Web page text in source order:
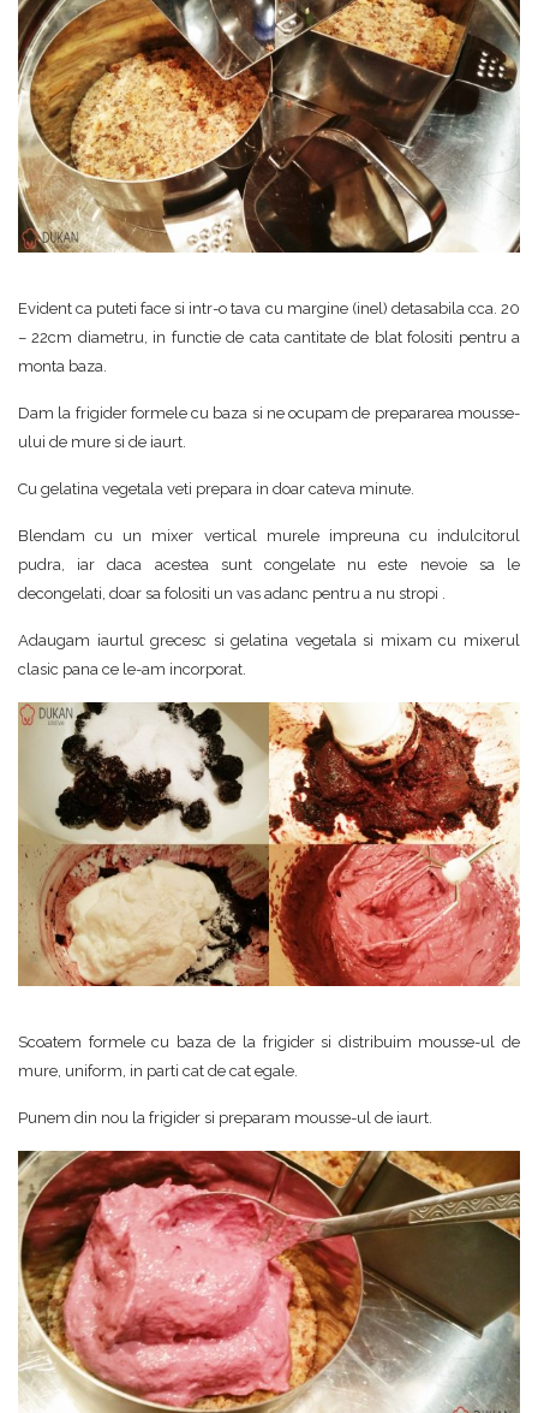
Evident ca puteti face si intr-o tava cu margine (inel) detasabila cca. 20
– 22cm diametru, in functie de cata cantitate de blat folositi pentru a
monta baza.
Dam la frigider formele cu baza si ne ocupam de prepararea mousse-
ului de mure si de iaurt.
Cu gelatina vegetala veti prepara in doar cateva minute.
Blendam cu un mixer vertical murele impreuna cu indulcitorul
pudra, iar daca acestea sunt congelate nu este nevoie sa le
decongelati, doar sa folositi un vas adanc pentru a nu stropi .
Adaugam iaurtul grecesc si gelatina vegetala si mixam cu mixerul
clasic pana ce le-am incorporat.
Scoatem formele cu baza de la frigider si distribuim mousse-ul de
mure, uniform, in parti cat de cat egale.
Punem din nou la frigider si preparam mousse-ul de iaurt.